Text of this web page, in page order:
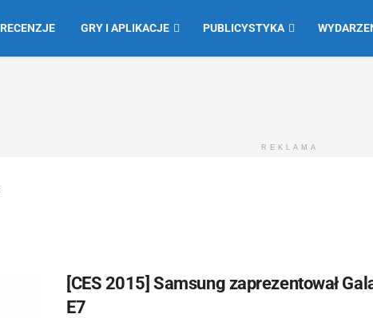
RECENZJE GRY I APLIKACJE PUBLICYSTYKA
REKLAMA
[CES 2015] Samsung zaprezentował
E7